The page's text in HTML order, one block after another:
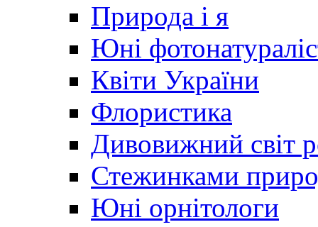
Природа і я
Юні
Квіти України
Флористика
Дивовижний світ
Стежинками
Юні орнітологи